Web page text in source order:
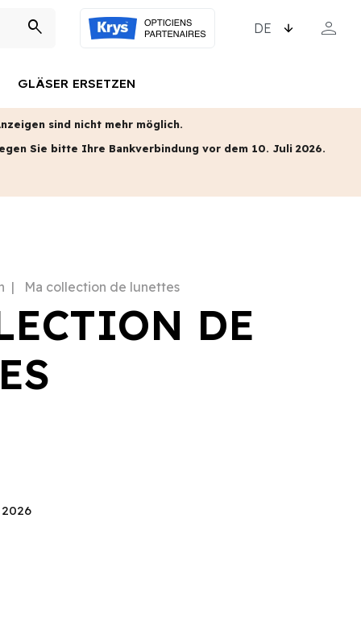
search person
GLÄSER ERSETZEN
sind nicht mehr möglich.
Sie bitte Ihre Bankverbindung vor dem 10. Juli 2026.
Ma collection de lunettes
DE